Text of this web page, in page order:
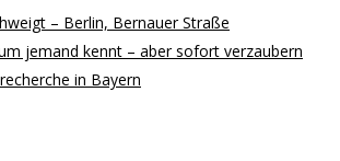
– Berlin, Bernauer Straße
jemand kennt – aber sofort verzaubern
in Bayern